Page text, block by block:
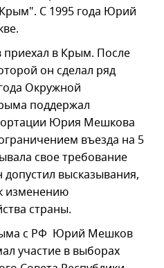
С 1995 года Юрий
в Крым. После
он сделал ряд
Окружной
поддержал
Юрия Мешкова
въезда на 5
свое требование
высказывания,
изменению
страны.
с РФ Юрий Мешков
участие в выборах